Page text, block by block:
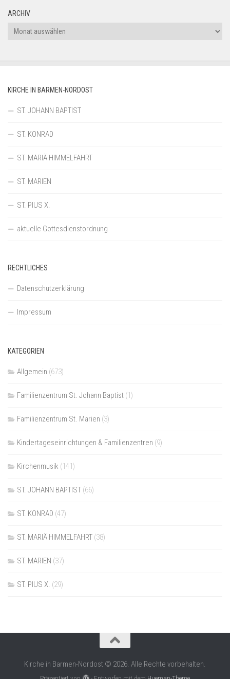
ARCHIV
Archiv
KIRCHE IN BARMEN-NORDOST
ST. JOHANN BAPTIST
ST. KONRAD
ST. MARIÄ HIMMELFAHRT
ST. MARIEN
ST. PIUS X.
aktuelle Gottesdienstordnung
RECHTLICHES
Datenschutzerklärung
Impressum
KATEGORIEN
Allgemein (673)
Familienzentrum St. Johann Baptist (1)
Familienzentrum St. Marien (3)
Kindertageseinrichtungen & Familienzentren (9)
Kirchenmusik (141)
ST. JOHANN BAPTIST (66)
ST. KONRAD (47)
ST. MARIÄ HIMMELFAHRT (38)
ST. MARIEN (37)
ST. PIUS X. (29)
Kirche in Barmen-Nordost © 2026. Alle Rechte vorbehalten.